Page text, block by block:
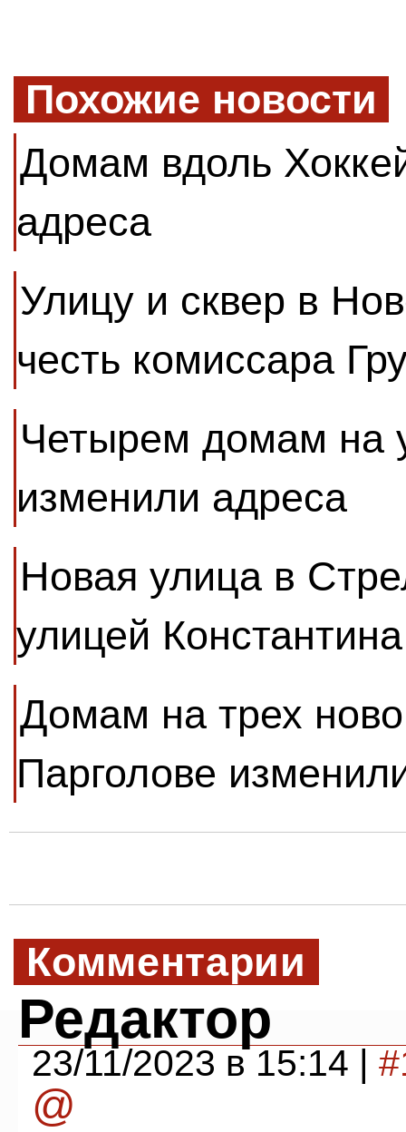
Похожие новости
Домам вдоль
адреса
Улицу и сквер в
честь комиссара
Четырем домам на
изменили адреса
Новая улица в
улицей
Домам на трех
Парголове
Комментарии
Редактор
23/11/2023 в 15:14 |
@